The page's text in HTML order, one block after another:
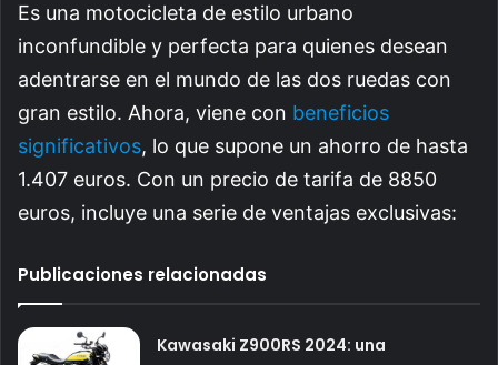
Es una motocicleta de estilo urbano
inconfundible y perfecta para quienes desean
adentrarse en el mundo de las dos ruedas con
gran estilo. Ahora, viene con beneficios
significativos, lo que supone un ahorro de hasta
1.407 euros. Con un precio de tarifa de 8850
euros, incluye una serie de ventajas exclusivas:
Publicaciones relacionadas
Kawasaki Z900RS 2024: una